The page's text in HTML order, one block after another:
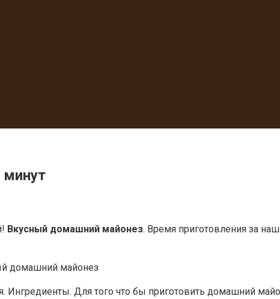
минут
Вкусный домашний майонез. Время приготовления за
Ингредиенты. Для того что бы приготовить домашний